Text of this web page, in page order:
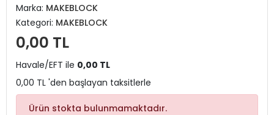
Marka: MAKEBLOCK
Kategori: MAKEBLOCK
0,00 TL
Havale/EFT ile 0,00 TL
0,00 TL 'den başlayan taksitlerle
Ürün stokta bulunmamaktadır.